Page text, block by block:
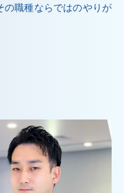
の職種ならではのやりが